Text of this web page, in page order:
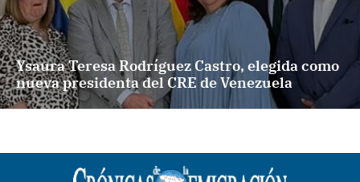
Ysaura Teresa Rodríguez Castro, elegida como
nueva presidenta del CRE de Venezuela